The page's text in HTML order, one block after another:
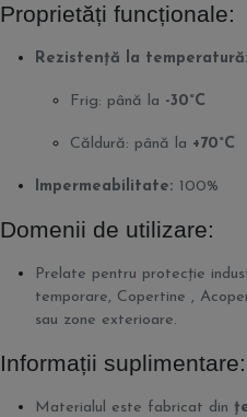
Proprietăți funcționale:
Rezistență la temperatură:
Frig: până la -30°C
Căldură: până la +70°C
Impermeabilitate: 100%
Domenii de utilizare:
Prelate pentru protecție
temporare, Copertine ,
sau zone exterioare.
Informații suplimentare:
Materialul este fabricat din